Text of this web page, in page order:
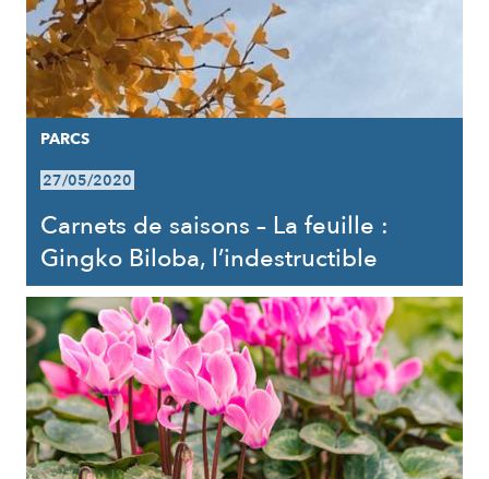
PARCS
27/05/2020
Carnets de saisons – La feuille :
Gingko Biloba, l’indestructible